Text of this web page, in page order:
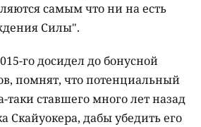
самым что ни на есть
Силы".
го досидел до бонусной
помнят, что потенциальный
ставшего много лет назад
дабы убедить его